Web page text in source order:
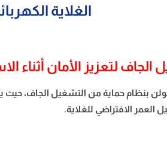
الغلاية الكهربائية كولن 1360 وات مع 2
لتعزيز الأمان أثناء
كولن بنظام حماية من التشغيل الجاف،
الافتراضي للغلاية.